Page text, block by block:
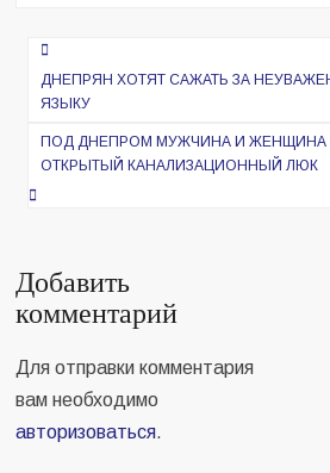
Навигация
по
записям
ДНЕПРЯН ХОТЯТ САЖАТЬ ЗА
ЯЗЫКУ
ПОД ДНЕПРОМ МУЖЧИНА И ЖЕНЩИНА
ОТКРЫТЫЙ КАНАЛИЗАЦИОННЫЙ ЛЮК
Добавить
комментарий
Для отправки комментария
вам необходимо
авторизоваться.